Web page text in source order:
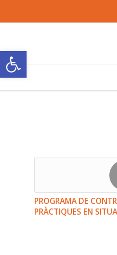
Obre la barra d'eines
PROGRAMA DE
PRÀCTIQUES EN